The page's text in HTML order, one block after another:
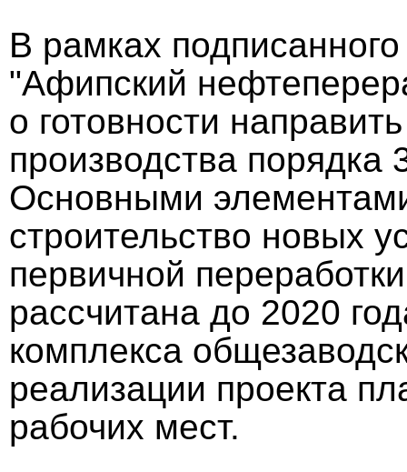
В рамках
"Афипский
о готовности
производства
Основными
строительство новых
первичной
рассчитана до 2020
комплекса
реализации проекта
рабочих мест.